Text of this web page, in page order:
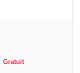
Gratuit